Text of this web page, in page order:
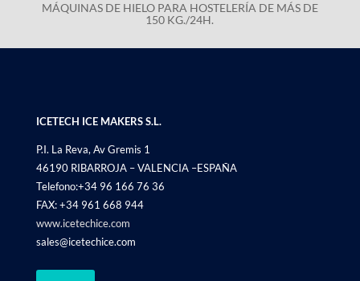
MÁQUINAS DE HIELO PARA HOSTELERÍA DE MÁS DE
150 KG./24H.
ICETECH ICE MAKERS S.L.
P.I. La Reva, Av Gremis 1
46190 RIBARROJA – VALENCIA –ESPAÑA
Telefono:+34 96 166 76 36
FAX: +34 961 668 944
www.icetechice.com
sales@icetechice.com